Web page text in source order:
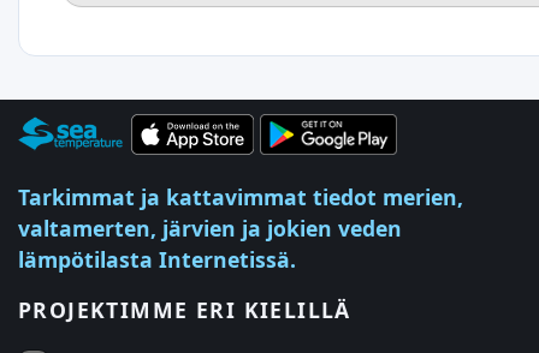
Tarkimmat ja kattavimmat tiedot merien,
valtamerten, järvien ja jokien veden
lämpötilasta Internetissä.
PROJEKTIMME ERI KIELILLÄ